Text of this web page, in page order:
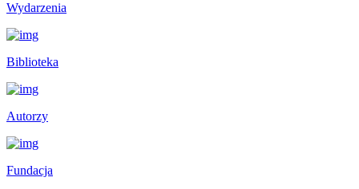
Wydarzenia
Biblioteka
Autorzy
Fundacja